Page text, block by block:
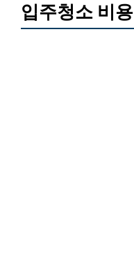
입주청소 비용